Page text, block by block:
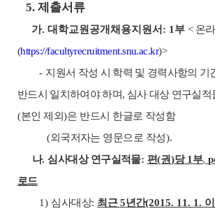
5. 제출서류
가. 대학교원공개채용지원서 : 1부 < 온
(https://facultyrecruitment.snu.ac.kr)>
- 지원서 작성 시 학력 및 경력사항의 기
반드시 일치하여야 하며, 심사 대상 연구실적
(본인 제외)은 반드시 한글로 작성함
(외국저자는 영문으로 작성).
나. 심사대상 연구실적물: 편(권)당1부,
로드
1) 심사대상: 최근5년간(2015. 11. 1.